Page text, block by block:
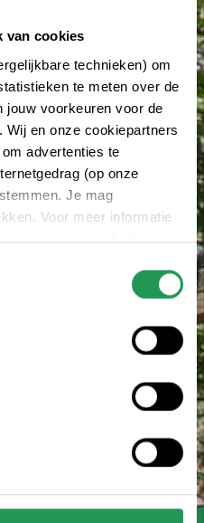
van cookies
technieken) om
te meten over de
jouw voorkeuren voor de
Wij en onze cookiepartners
advertenties te
(op onze
Je mag
Voor meer informatie